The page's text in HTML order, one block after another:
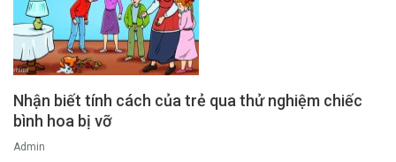
Nhận biết tính cách của trẻ qua thử nghiệm chiếc
bình hoa bị vỡ
Admin